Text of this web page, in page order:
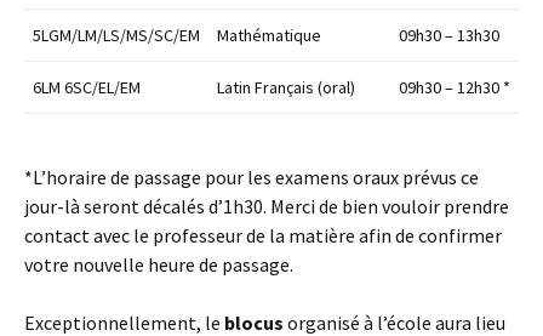
5LGM/LM/LS/MS/SC/EM Mathématique 09h30 – 13h30
6LM 6SC/EL/EM Latin Français (oral) 09h30 – 12h30 *
*L’horaire de passage pour les examens oraux prévus ce
jour-là seront décalés d’1h30. Merci de bien vouloir prendre
contact avec le professeur de la matière afin de confirmer
votre nouvelle heure de passage.
Exceptionnellement, le blocus organisé à l’école aura lieu